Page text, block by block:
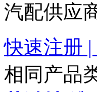
汽配供应
快速注册
相同产品